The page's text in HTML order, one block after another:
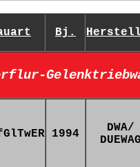
Bj.
1994
DWA/